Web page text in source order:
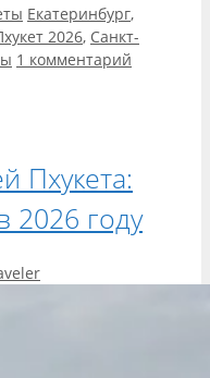
Метки
Екатеринбург,
2026, Санкт-
1 комментарий
Пхукета:
2026 году